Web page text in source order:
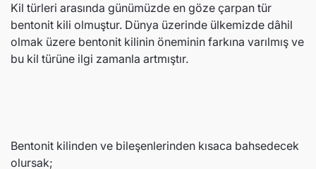
Kil türleri arasında günümüzde en göze çarpan tür
bentonit kili olmuştur. Dünya üzerinde ülkemizde dâhil
olmak üzere bentonit kilinin öneminin farkına varılmış ve
bu kil türüne ilgi zamanla artmıştır.
Bentonit kilinden ve bileşenlerinden kısaca bahsedecek
olursak;